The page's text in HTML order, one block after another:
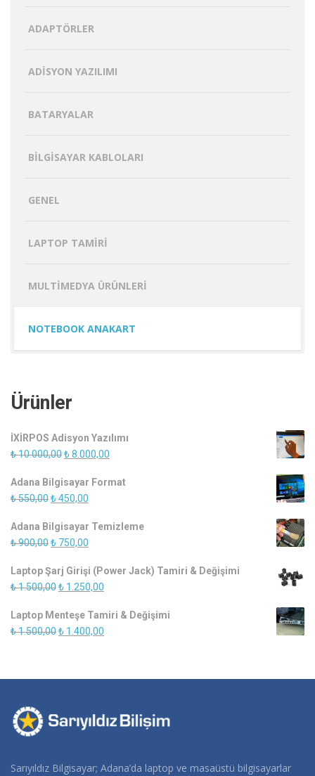
ADAPTÖRLER
ADISYON YAZILIMI
BATARYALAR
BILGISAYAR KABLOLARI
GENEL
LAPTOP TAMIRI
MULTIMEDYA ÜRÜNLERI
NOTEBOOK ANAKART
Ürünler
İXİRPOS Adisyon Yazılımı
₺10.000,00Orijinal
₺ 10.000,00.
₺8.000,00
fiyat:
Adana Bilgisayar Format
₺550,00Orijinal
₺ 550,00.
₺450,00
fiyat:
₺ 450,00.
Adana Bilgisayar Temizleme
₺900,00Orijinal
₺ 900,00.
₺ 750,00
fiyat:
₺ 750,00.
Laptop Şarj Girişi (Power Jack) Tamiri & Değişimi
₺1.500,00Orijinal
₺ 1.500,00.
₺ 1.250,00
fiyat:
₺ 1.250,00.
Laptop Menteşe Tamiri & Değişimi
₺1.500,00Orijinal
₺ 1.400,00
₺ 1.400,00.
Sarıyıldız Bilgisayar; Adana’da laptop ve masaüstü bilgisayarlar